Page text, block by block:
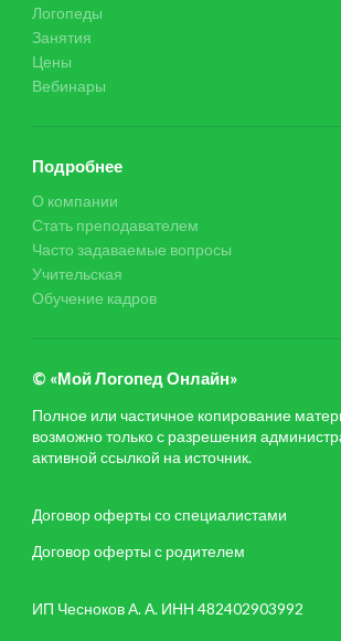
Логопеды
Занятия
Цены
Вебинары
Подробнее
О компании
Стать преподавателем
Часто задаваемые вопросы
Учительская
Обучение кадров
© «Мой Логопед Онлайн»
Полное или частичное копирование
возможно только с разрешения
активной ссылкой на источник.
Договор оферты со специалистами
Договор оферты с родителем
ИП Чесноков А. А. ИНН 482402903992